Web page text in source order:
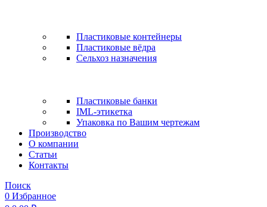
Пластиковые контейнеры
Пластиковые вёдра
Сельхоз назначения
Пластиковые банки
IML-этикетка
Упаковка по Вашим чертежам
Производство
О компании
Статьи
Контакты
Поиск
0 Избранное